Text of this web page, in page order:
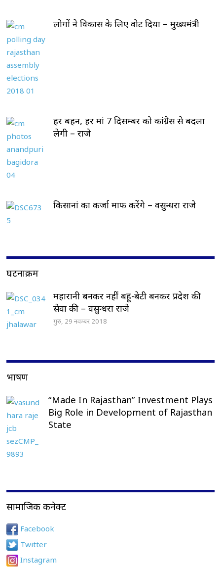
लोगों ने विकास के लिए वोट दिया – मुख्यमंत्री
हर बहन, हर मां 7 दिसम्बर को कांग्रेस से बदला
लेगी – राजे
किसानां का कर्जा माफ करेंगे – वसुन्धरा राजे
घटनाक्रम
महारानी बनकर नहीं बहू-बेटी बनकर प्रदेश की
सेवा की – वसुन्धरा राजे
गुरु, 29 नवम्बर 2018
भाषण
“Made In Rajasthan” Investment Plays
Big Role in Development of Rajasthan
State
सामाजिक कनेक्ट
Facebook
Twitter
Instagram